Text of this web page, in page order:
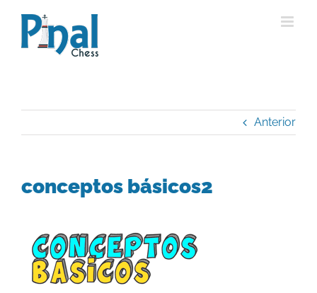
contenido
Anterior
conceptos básicos2